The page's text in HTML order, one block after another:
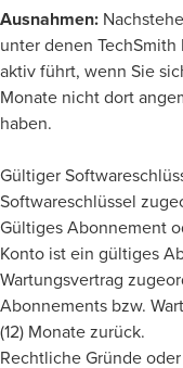
Ausnahmen:
unter denen
aktiv führt, wenn Sie
Monate nicht dort
haben.
Gültiger
Softwareschlüssel
Gültiges Abonnement
Konto ist ein gültiges
Wartungsvertrag
Abonnements bzw.
(12) Monate zurück.
Rechtliche Gründe